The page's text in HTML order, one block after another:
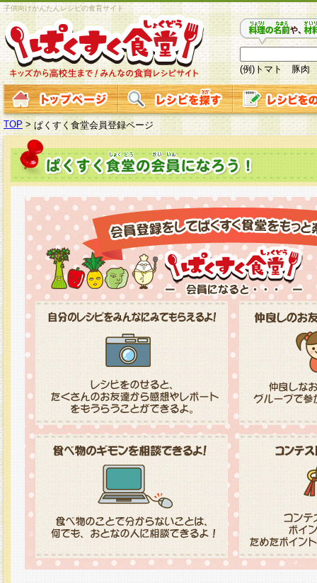
子供向けかんたんレシピの食育サイト
(例)トマト 豚肉
TOP > ぱくすく食堂会員登録ページ